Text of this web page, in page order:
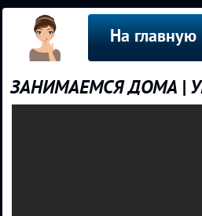
На главную
ЗАНИМАЕМСЯ ДОМА |